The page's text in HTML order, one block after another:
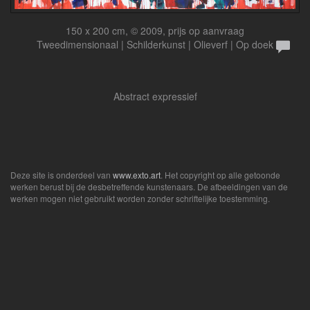
150 x 200 cm, © 2009, prijs op aanvraag
Tweedimensionaal | Schilderkunst | Olieverf | Op doek
Abstract expressief
Deze site is onderdeel van www.exto.art . Het copyright op alle getoonde
werken berust bij de desbetreffende kunstenaars. De afbeeldingen van de
werken mogen niet gebruikt worden zonder schriftelijke toestemming.